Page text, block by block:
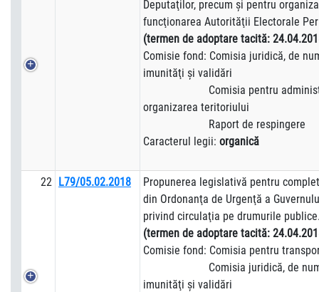
Deputaţilor, precum şi pentru
funcţionarea Autorităţii Electorale
(termen de adoptare tacită:
Comisie fond: Comisia juridică, de
imunităţi şi validări
Comisia pentru
organizarea teritoriului
Raport de respingere
Caracterul legii: organică
22 L79/05.02.2018
Propunerea legislativă pentru
din Ordonanţa de Urgenţă a
privind circulaţia pe drumurile
(termen de adoptare tacită:
Comisie fond: Comisia pentru
Comisia juridică, de
imunităţi şi validări